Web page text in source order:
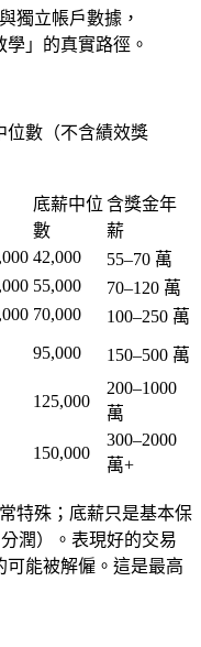
獨立帳戶數據，
」的真實路徑。
位數（不含績效獎
底薪中位
數
含獎金年
薪
42,000
55–70 萬
55,000
70–120 萬
70,000
100–250 萬
95,000
150–500 萬
125,000
200–1000
萬
150,000
300–2000
萬+
特殊；底薪只是基本保
潤）。表現好的交易
可能被解僱。這是最高